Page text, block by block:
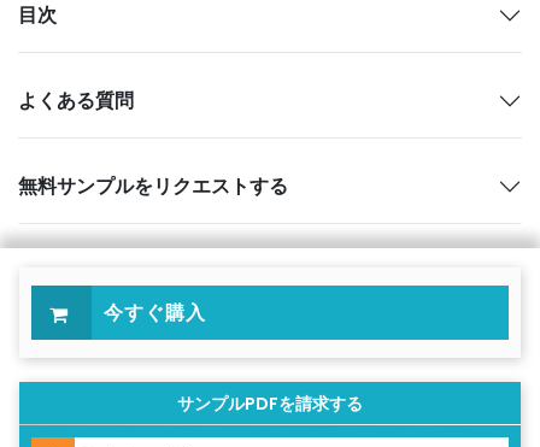
目次
よくある質問
無料サンプルをリクエストする
今すぐ購入
サンプルPDFを請求する